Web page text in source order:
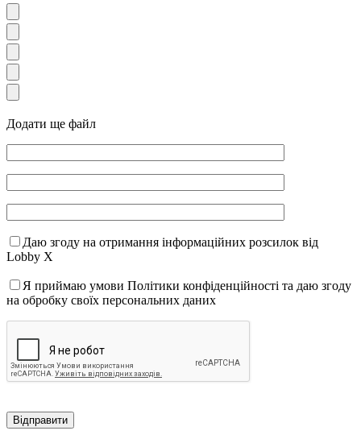
Додати ще файл
Даю згоду на отримання інформаційних розсилок від
Lobby X
Я приймаю умови Політики конфіденційності та даю згоду
на обробку своїх персональних даних